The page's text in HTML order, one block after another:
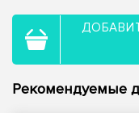
Рекомендуемые